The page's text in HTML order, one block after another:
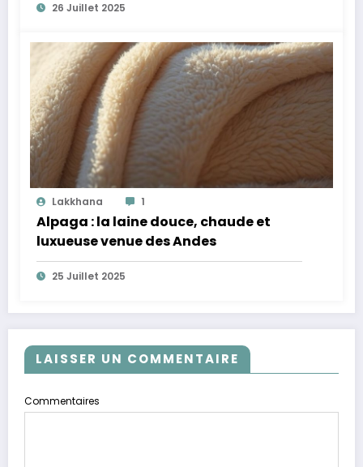
26 Juillet 2025
Lakkhana 1
Alpaga : la laine douce, chaude et
luxueuse venue des Andes
25 Juillet 2025
LAISSER UN COMMENTAIRE
Commentaires